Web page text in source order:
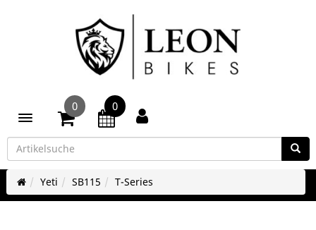
Toggle navigation
0 0
Yeti SB115 T-Series